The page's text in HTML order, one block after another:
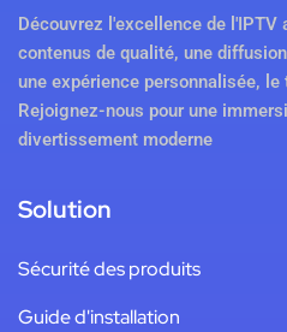
Découvrez l'excellence de l'IPTV
contenus de qualité, une
une expérience personnalisée,
Rejoignez-nous pour une
divertissement moderne
Solution
Sécurité des produits
Guide d'installation